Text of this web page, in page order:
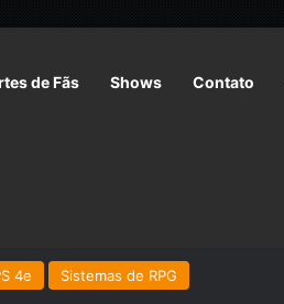
de Fãs Shows Contato
4e Sistemas de RPG